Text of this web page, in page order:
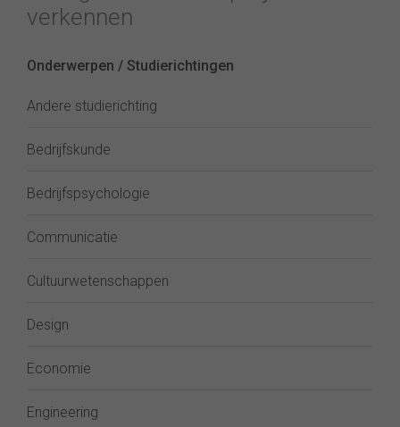
verkennen
Onderwerpen / Studierichtingen
Andere studierichting
Bedrijfskunde
Bedrijfspsychologie
Communicatie
Cultuurwetenschappen
Design
Economie
Engineering